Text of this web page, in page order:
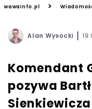
wawainfo.pl >
Alan Wysocki
Komendant
pozywa
Sienkiewicza